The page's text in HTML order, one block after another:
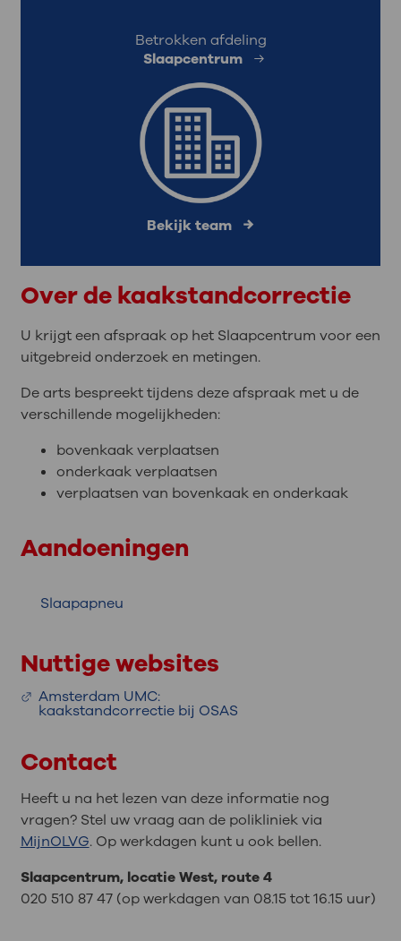
Betrokken afdeling
Slaapcentrum
Bekijk team
Over de kaakstandcorrectie
U krijgt een afspraak op het Slaapcentrum voor een
uitgebreid onderzoek en metingen.
De arts bespreekt tijdens deze afspraak met u de
verschillende mogelijkheden:
bovenkaak verplaatsen
onderkaak verplaatsen
verplaatsen van bovenkaak en onderkaak
Aandoeningen
Slaapapneu
Nuttige websites
Amsterdam UMC:
kaakstandcorrectie bij OSAS
Contact
Heeft u na het lezen van deze informatie nog
vragen? Stel uw vraag aan de polikliniek via
MijnOLVG. Op werkdagen kunt u ook bellen.
Slaapcentrum, locatie West, route 4
020 510 87 47 (op werkdagen van 08.15 tot 16.15 uur)